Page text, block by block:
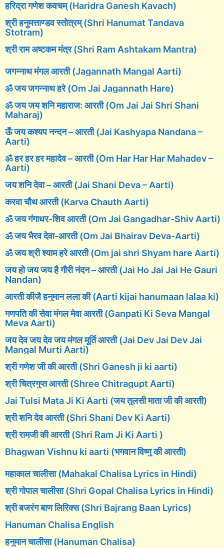
हरिद्रा गणेश कवचम् (Haridra Ganesh Kavach)
श्री हनुमत्ताण्डव स्तोत्रम् (Shri Hanumat Tandava
Stotram)
श्री राम अष्टकम मंत्र (Shri Ram Ashtakam Mantra)
जगन्नाथ मंगल आरती (Jagannath Mangal Aarti)
ॐ जय जगन्नाथ हरे (Om Jai Jagannath Hare)
ॐ जय जय शनि महाराज: आरती (Om Jai Jai Shri Shani
Maharaj)
ऊँ जय कश्यप नन्दन – आरती (Jai Kashyapa Nandana –
Aarti)
ॐ हर हर हर महादेव – आरती (Om Har Har Har Mahadev –
Aarti)
जय शनि देवा – आरती (Jai Shani Deva – Aarti)
करवा चौथ आरती (Karva Chauth Aarti)
ॐ जय गंगाधर-शिव आरती (Om Jai Gangadhar-Shiv Aarti)
ॐ जय भैरव देवा-आरती (Om Jai Bhairav Deva-Aarti)
ॐ जय श्री श्याम हरे आरती (Om jai shri Shyam hare Aarti)
जय हो जय जय है गौरी नंदन – आरती (Jai Ho Jai Jai He Gauri
Nandan)
आरती कीजै हनुमान लला की (Aarti kijai hanumaan lalaa ki)
गणपति की सेवा मंगल मेवा आरती (Ganpati Ki Seva Mangal
Meva Aarti)
जय देव जय देव जय मंगल मूर्ति आरती (Jai Dev Jai Dev Jai
Mangal Murti Aarti)
श्री गणेश जी की आरती (Shri Ganesh ji ki aarti)
श्री चित्रगुप्त आरती (Shree Chitragupt Aarti)
Jai Tulsi Mata Ji Ki Aarti (जय तुलसी माता जी की आरती)
श्री शनि देव आरती (Shri Shani Dev Ki Aarti)
श्री रामजी की आरती (Shri Ram Ji Ki Aarti )
Bhagwan Vishnu ki aarti (भगवान विष्णु की आरती)
महाकाल चालीसा (Mahakal Chalisa Lyrics in Hindi)
श्री गोपाल चालीसा (Shri Gopal Chalisa Lyrics in Hindi)
श्री बजरंग बाण लिरिक्स (Shri Bajrang Baan Lyrics)
Hanuman Chalisa English
हनुमान चालीसा (Hanuman Chalisa)